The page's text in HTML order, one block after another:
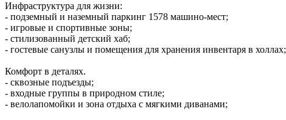
Инфраструктура для жизни:
- подземный и наземный паркинг 1578 машино‑мест;
- игровые и спортивные зоны;
- стилизованный детский хаб;
- гостевые санузлы и помещения для хранения инвентаря в холлах;
Комфорт в деталях.
- сквозные подъезды;
- входные группы в природном стиле;
- велолапомойки и зона отдыха с мягкими диванами;